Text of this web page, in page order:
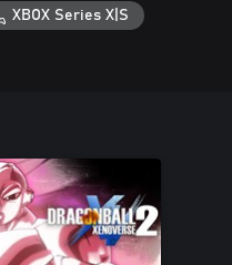
XBOX Series X|S